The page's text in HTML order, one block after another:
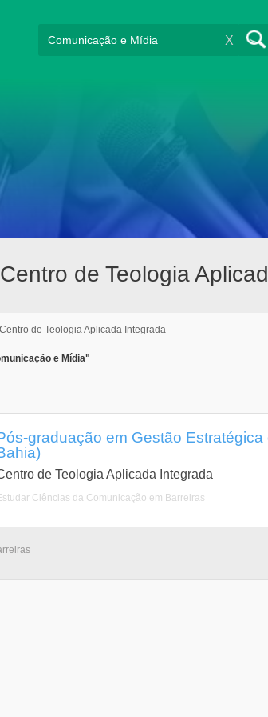
X
de Teologia
Centro de Teologia Aplicada Integrada
e Mídia"
graduação em Gestão
de Teologia Aplicada Integrada
Ciências da Comunicação em Barreiras